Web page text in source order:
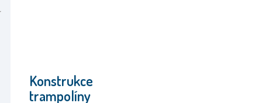
Konstrukce
trampolíny